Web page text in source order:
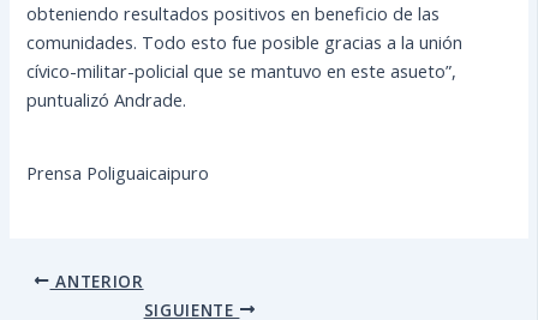
obteniendo resultados positivos en beneficio de las
comunidades. Todo esto fue posible gracias a la unión
cívico-militar-policial que se mantuvo en este asueto”,
puntualizó Andrade.
Prensa Poliguaicaipuro
ANTERIOR
SIGUIENTE